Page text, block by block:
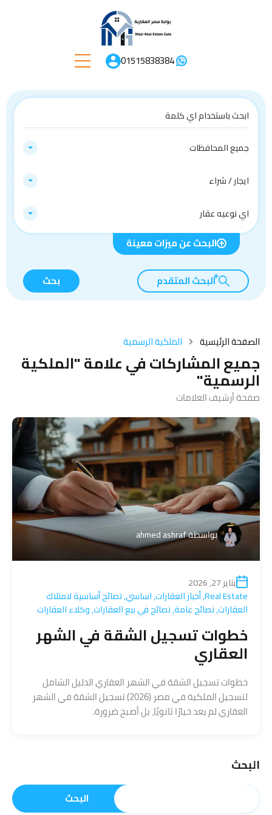
01515838384
جميع المحافظات
ايجار / شراء
اي نوعيه عقار
البحث عن ميزات معينة
البحث المتقدم بحث
الصفحة الرئيسية الملكية الرسمية
جميع المشاركات في علامة "الملكية
الرسمية"
صفحة أرشيف العلامات
بواسطةahmed ashraf
يناير 27, 2026
Real Estate
,أخبار العقارات,اساسي,نصائح أساسية لامتلاك
العقارات,نصائح عامة,نصائح في بيع العقارات,وكلاء العقارات
خطوات تسجيل الشقة في الشهر
العقاري
خطوات تسجيل الشقة في الشهر العقاري الدليل الشامل
لتسجيل الملكية في مصر (2026) تسجيل الشقة في الشهر
العقاري لم يعد خيارًا ثانويًا، بل أصبح ضرورة.
البحث
البحث